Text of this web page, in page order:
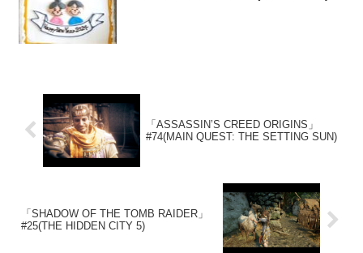
「ASSASSIN’S CREED ORIGINS」
#74(MAIN QUEST: THE SETTING SUN)
「SHADOW OF THE TOMB RAIDER」
#25(THE HIDDEN CITY 5)